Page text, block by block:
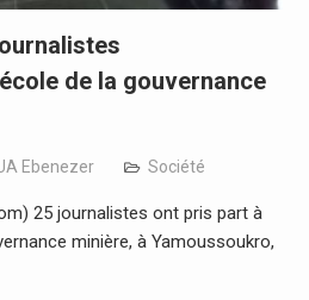
de la gouvernance
Ebenezer Société
25 journalistes ont pris part à
minière, à Yamoussoukro,